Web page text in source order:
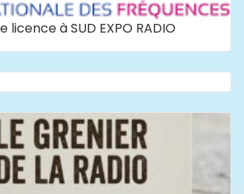
licence à SUD EXPO RADIO